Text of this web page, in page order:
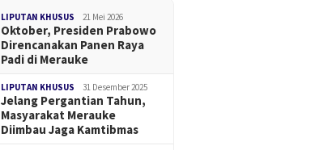
LIPUTAN KHUSUS 21 Mei 2026
Oktober, Presiden Prabowo
Direncanakan Panen Raya
Padi di Merauke
LIPUTAN KHUSUS 31 Desember 2025
Jelang Pergantian Tahun,
Masyarakat Merauke
Diimbau Jaga Kamtibmas